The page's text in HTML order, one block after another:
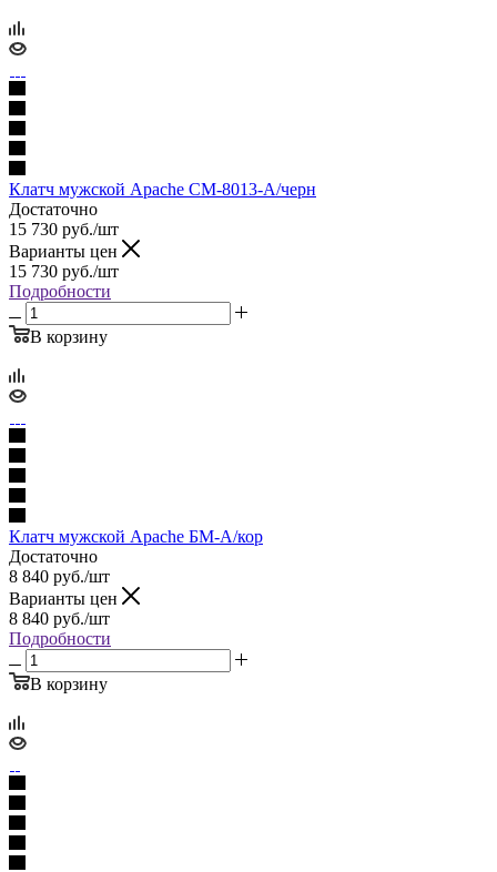
Клатч мужской Apache СМ-8013-А/черн
Достаточно
15 730 руб./шт
Варианты цен
15 730 руб./шт
Подробности
В корзину
Клатч мужской Apache БМ-А/кор
Достаточно
8 840 руб./шт
Варианты цен
8 840 руб./шт
Подробности
В корзину